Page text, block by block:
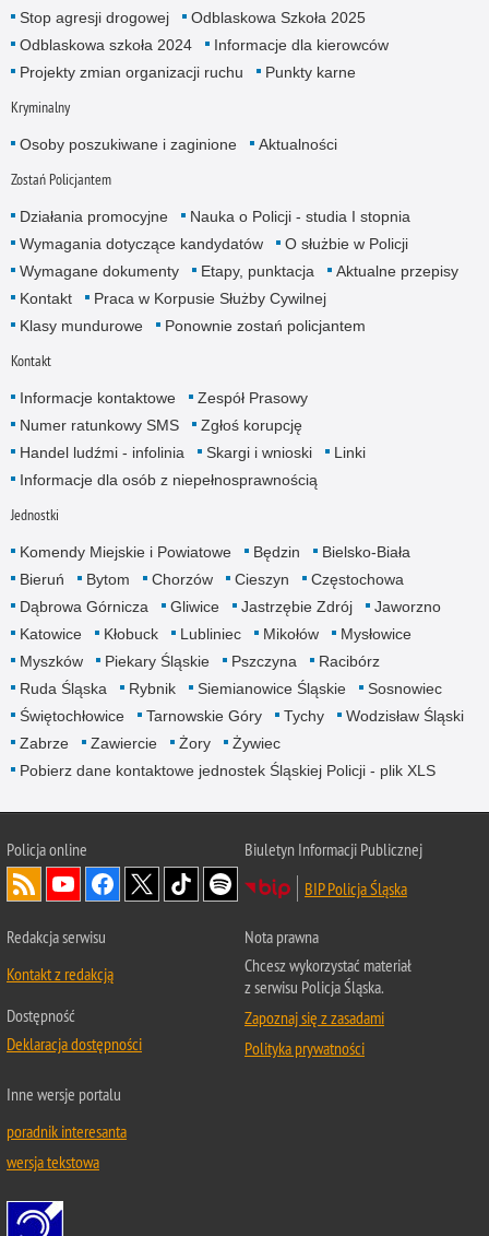
Stop agresji drogowej
Odblaskowa Szkoła 2025
Odblaskowa szkoła 2024
Informacje dla kierowców
Projekty zmian organizacji ruchu
Punkty karne
Kryminalny
Osoby poszukiwane i zaginione Aktualności
Zostań Policjantem
Działania promocyjne
Nauka o Policji - studia I stopnia
Wymagania dotyczące kandydatów
O służbie w Policji
Wymagane dokumenty
Etapy, punktacja
Aktualne przepisy
Kontakt
Praca w Korpusie Służby Cywilnej
Klasy mundurowe
Ponownie zostań policjantem
Kontakt
Informacje kontaktowe
Zespół Prasowy
Numer ratunkowy SMS
Zgłoś korupcję
Handel ludźmi - infolinia
Skargi i wnioski
Linki
Informacje dla osób z niepełnosprawnością
Jednostki
Komendy Miejskie i Powiatowe Będzin
Bielsko-Biała
Bieruń
Bytom Chorzów Cieszyn
Częstochowa
Dąbrowa Górnicza
Gliwice Jastrzębie Zdrój
Jaworzno
Katowice
Kłobuck Lubliniec Mikołów
Mysłowice
Myszków
Piekary Śląskie Pszczyna
Racibórz
Ruda Śląska
Rybnik Siemianowice Śląskie
Sosnowiec
Świętochłowice
Tarnowskie Góry Tychy
Wodzisław Śląski
Zabrze
Zawiercie Żory
Żywiec
Pobierz dane kontaktowe jednostek Śląskiej Policji - plik XLS
Policja online
Biuletyn Informacji Publicznej
BIP Policja Śląska
Redakcja serwisu
Kontakt z redakcją
Dostępność
Deklaracja dostępności
Nota prawna
Chcesz wykorzystać materiał
z serwisu Policja Śląska.
Zapoznaj się z zasadami
Polityka prywatności
Inne wersje portalu
poradnik interesanta
wersja tekstowa